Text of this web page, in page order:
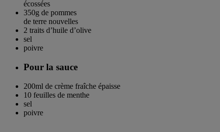
écossées
350g de pommes
de terre nouvelles
2 traits d’huile d’olive
sel
poivre
Pour la sauce
200ml de crème fraîche épaisse
10 feuilles de menthe
sel
poivre